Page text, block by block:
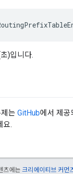
)입니다.
는 GitHub에서 제
요.
츠에는 크리에이티브 커먼